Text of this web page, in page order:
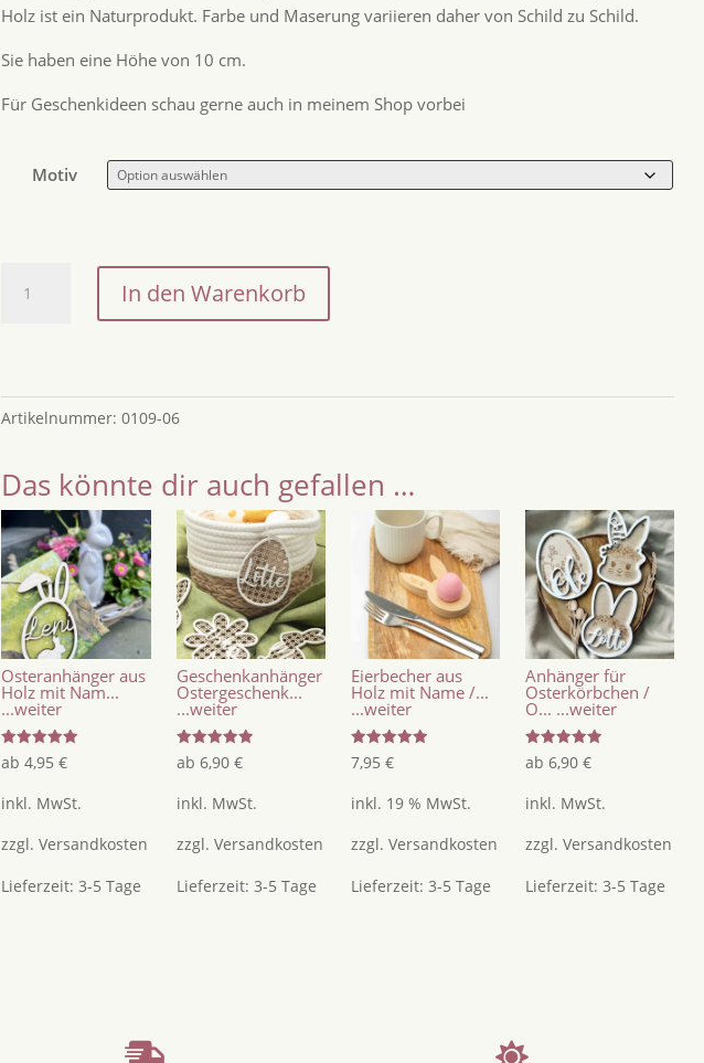
Holz ist ein Naturprodukt. Farbe und Maserung variieren daher von Schild zu Schild.
Sie haben eine Höhe von 10 cm.
Für Geschenkideen schau gerne auch in meinem Shop vorbei
Motiv
Osterkörbchen-
Anhänger
Kinder
Osteranhänger
personalisiert
mit
weißem
Acryl
/
Namensanhänger
Menge
In den Warenkorb
Artikelnummer:0109-06
Das könnte dir auch gefallen …
Osteranhänger aus
Holz mit Nam...
...weiter
Bewertet
mit
von 5
ab4,95€
inkl. MwSt.
zzgl.Versandkosten
Lieferzeit:3-5 Tage
Geschenkanhänger
Ostergeschenk...
...weiter
Bewertet
mit
von 5
ab 6,90 €
inkl. MwSt.
zzgl. Versandkosten
Lieferzeit: 3-5 Tage
Eierbecher aus
Holz mit Name /...
...weiter
Bewertet
mit
von 5
7,95 €
inkl. 19 % MwSt.
zzgl. Versandkosten
Lieferzeit: 3-5 Tage
Anhänger für
Osterkörbchen /
O... ...weiter
Bewertet
mit
von 5
ab6,90€
inkl. MwSt.
zzgl.Versandkosten
Lieferzeit:3-5 Tage